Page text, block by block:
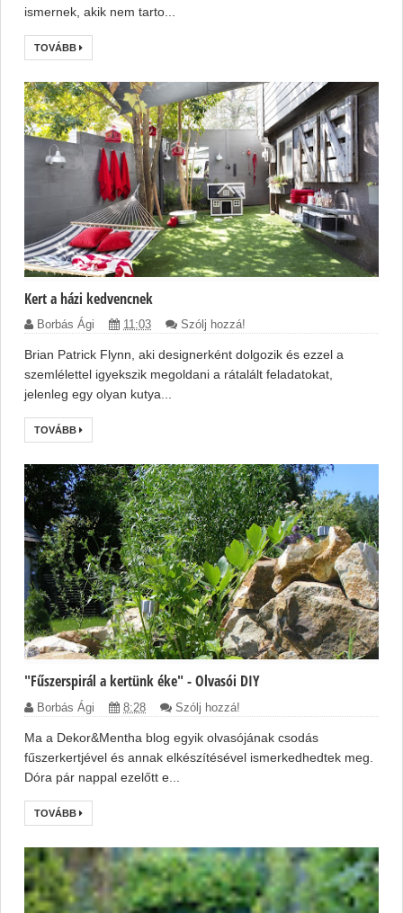
ismernek, akik nem tarto...
TOVÁBB
Kert a házi kedvencnek
Borbás Ági 11:03 Szólj hozzá!
Brian Patrick Flynn, aki designerként dolgozik és ezzel a
szemlélettel igyekszik megoldani a rátalált feladatokat,
jelenleg egy olyan kutya...
TOVÁBB
"Fűszerspirál a kertünk éke" - Olvasói DIY
Borbás Ági 8:28 Szólj hozzá!
Ma a Dekor&Mentha blog egyik olvasójának csodás
fűszerkertjével és annak elkészítésével ismerkedhedtek meg.
Dóra pár nappal ezelőtt e...
TOVÁBB